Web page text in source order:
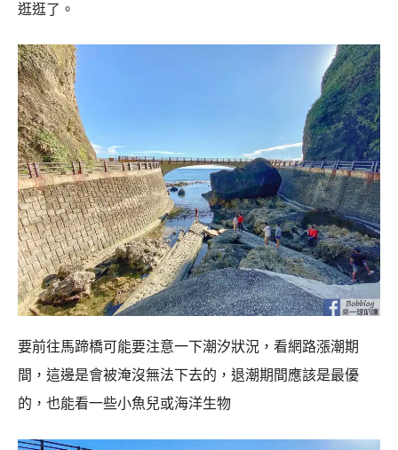
逛逛了。
要前往馬蹄橋可能要注意一下潮汐狀況，看網路漲潮期
間，這邊是會被淹沒無法下去的，退潮期間應該是最優
的，也能看一些小魚兒或海洋生物